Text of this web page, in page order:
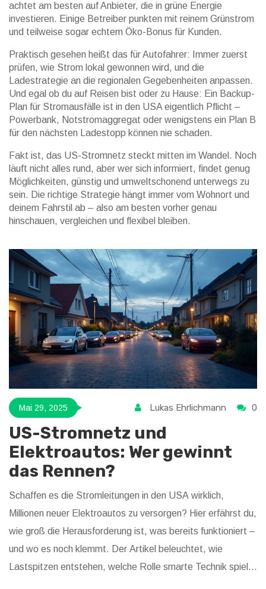
achtet am besten auf Anbieter, die in grüne Energie
investieren. Einige Betreiber punkten mit reinem Grünstrom
und teilweise sogar echtem Öko-Bonus für Kunden.
Praktisch gesehen heißt das für Autofahrer: Immer zuerst
prüfen, wie Strom lokal gewonnen wird, und die
Ladestrategie an die regionalen Gegebenheiten anpassen.
Und egal ob du auf Reisen bist oder zu Hause: Ein Backup-
Plan für Stromausfälle ist in den USA eigentlich Pflicht –
Powerbank, Notstromaggregat oder wenigstens ein Plan B
für den nächsten Ladestopp können nie schaden.
Fakt ist, das US-Stromnetz steckt mitten im Wandel. Noch
läuft nicht alles rund, aber wer sich informiert, findet genug
Möglichkeiten, günstig und umweltschonend unterwegs zu
sein. Die richtige Strategie hängt immer vom Wohnort und
deinem Fahrstil ab – also am besten vorher genau
hinschauen, vergleichen und flexibel bleiben.
Mai 29, 2025 Lukas Ehrlichmann 0
US-Stromnetz und
Elektroautos: Wer gewinnt
das Rennen?
Schaffen es die Stromleitungen in den USA wirklich,
Millionen neuer Elektroautos zu versorgen? Hier erfährst du,
wie groß die Herausforderung ist, was bereits funktioniert –
und wo es noch klemmt. Der Artikel beleuchtet, wie
Lastspitzen entstehen, welche Rolle smarte Technik spielt